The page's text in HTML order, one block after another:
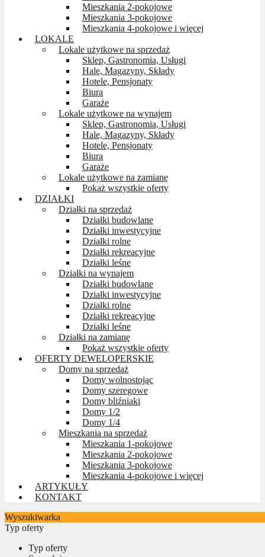
Mieszkania 2-pokojowe
Mieszkania 3-pokojowe
Mieszkania 4-pokojowe i więcej
LOKALE
Lokale użytkowe na sprzedaż
Sklep, Gastronomia, Usługi
Hale, Magazyny, Składy
Hotele, Pensjonaty
Biura
Garaże
Lokale użytkowe na wynajem
Sklep, Gastronomia, Usługi
Hale, Magazyny, Składy
Hotele, Pensjonaty
Biura
Garaże
Lokale użytkowe na zamianę
Pokaż wszystkie oferty
DZIAŁKI
Działki na sprzedaż
Działki budowlane
Działki inwestycyjne
Działki rolne
Działki rekreacyjne
Działki leśne
Działki na wynajem
Działki budowlane
Działki inwestycyjne
Działki rolne
Działki rekreacyjne
Działki leśne
Działki na zamianę
Pokaż wszystkie oferty
OFERTY DEWELOPERSKIE
Domy na sprzedaż
Domy wolnostojąc
Domy szeregowe
Domy bliźniaki
Domy 1/2
Domy 1/4
Mieszkania na sprzedaż
Mieszkania 1-pokojowe
Mieszkania 2-pokojowe
Mieszkania 3-pokojowe
Mieszkania 4-pokojowe i więcej
ARTYKUŁY
KONTAKT
Wyszukiwarka
Typ oferty
Typ oferty